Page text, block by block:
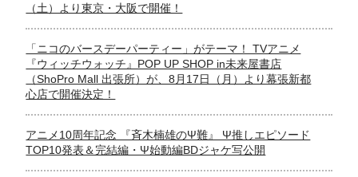
（土）より東京・大阪で開催！
「ニコのバースデーパーティー」がテーマ！ TVアニメ
『ウィッチウォッチ』POP UP SHOP in未来屋書店
（ShoPro Mall 出張所）が、8月17日（月）より幕張新都
心店で開催決定！
アニメ10周年記念 『斉木楠雄のΨ難』 Ψ推しエピソード
TOP10発表＆完結編・Ψ始動編BDジャケ写公開